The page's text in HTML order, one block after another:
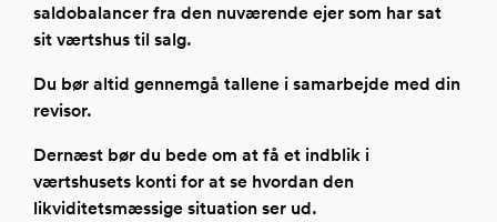
saldobalancer fra den nuværende ejer som har sat
sit værtshus til salg.
Du bør altid gennemgå tallene i samarbejde med din
revisor.
Dernæst bør du bede om at få et indblik i
værtshusets konti for at se hvordan den
likviditetsmæssige situation ser ud.